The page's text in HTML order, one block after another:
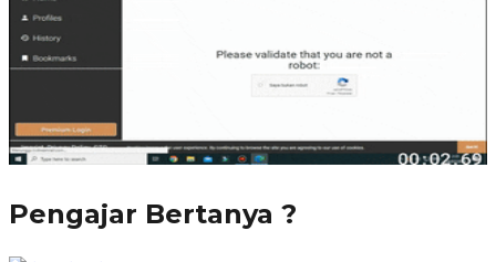
Pengajar Bertanya ?